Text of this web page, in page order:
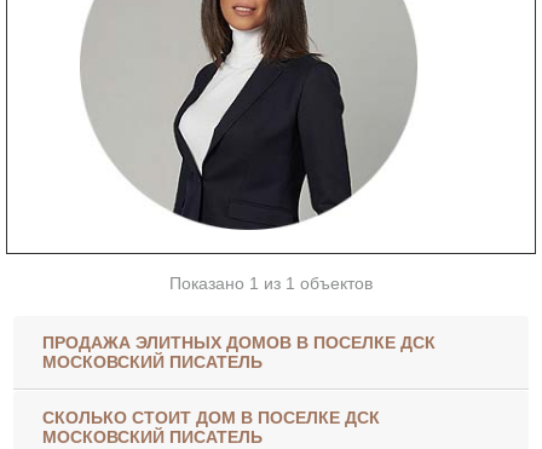
Показано 1 из 1 объектов
ПРОДАЖА ЭЛИТНЫХ ДОМОВ В ПОСЕЛКЕ ДСК
МОСКОВСКИЙ ПИСАТЕЛЬ
СКОЛЬКО СТОИТ ДОМ В ПОСЕЛКЕ ДСК
МОСКОВСКИЙ ПИСАТЕЛЬ